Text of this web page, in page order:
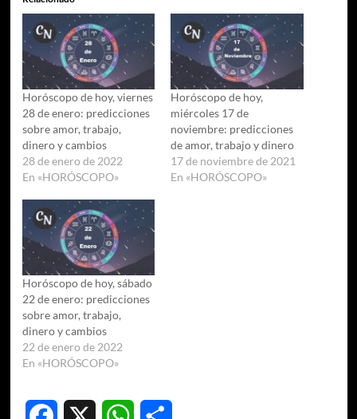
Horóscopo de hoy, viernes
28 de enero: predicciones
sobre amor, trabajo,
dinero y cambios
28 de enero de 2022
En «HORÓSCOPO»
Horóscopo de hoy,
miércoles 17 de
noviembre: predicciones
de amor, trabajo y dinero
17 de noviembre de 2021
En «HORÓSCOPO»
Horóscopo de hoy, sábado
22 de enero: predicciones
sobre amor, trabajo,
dinero y cambios
22 de enero de 2022
En «HORÓSCOPO»
Facebook WhatsApp